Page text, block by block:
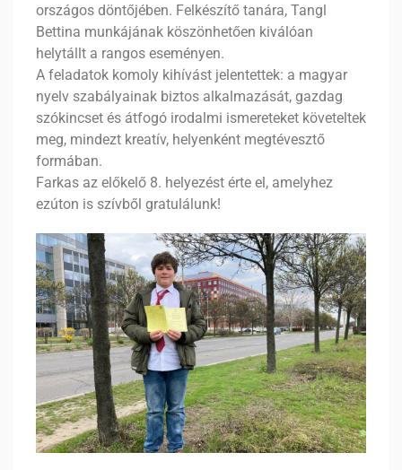
országos döntőjében. Felkészítő tanára, Tangl
Bettina munkájának köszönhetően kiválóan
helytállt a rangos eseményen.
A feladatok komoly kihívást jelentettek: a magyar
nyelv szabályainak biztos alkalmazását, gazdag
szókincset és átfogó irodalmi ismereteket követeltek
meg, mindezt kreatív, helyenként megtévesztő
formában.
Farkas az előkelő 8. helyezést érte el, amelyhez
ezúton is szívből gratulálunk!